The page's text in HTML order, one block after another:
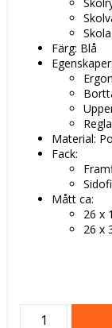
Skola
Färg: Blå
Egenskaper:
Material:
Fack:
Mått ca:
26 x
26 x